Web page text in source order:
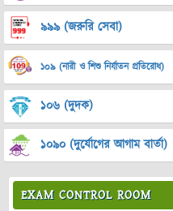
৯৯৯ (জরুরি সেবা)
১০৯ (নারী ও শিশু নির্যাতন প্রতিরোধ)
১০৬ (দুদক)
১০৯০ (দুর্যোগের আগাম বার্তা)
EXAM CONTROL ROOM